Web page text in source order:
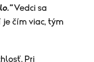
Vedci sa
je čím viac, tým
Pri